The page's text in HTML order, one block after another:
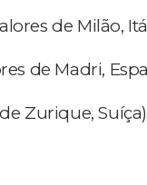
de Milão,
de Madri,
Zurique,